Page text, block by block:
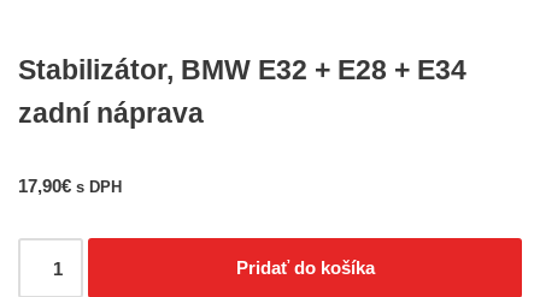
Stabilizátor, BMW E32 + E28 + E34
zadní náprava
17,90€ s DPH
Pridať do košíka